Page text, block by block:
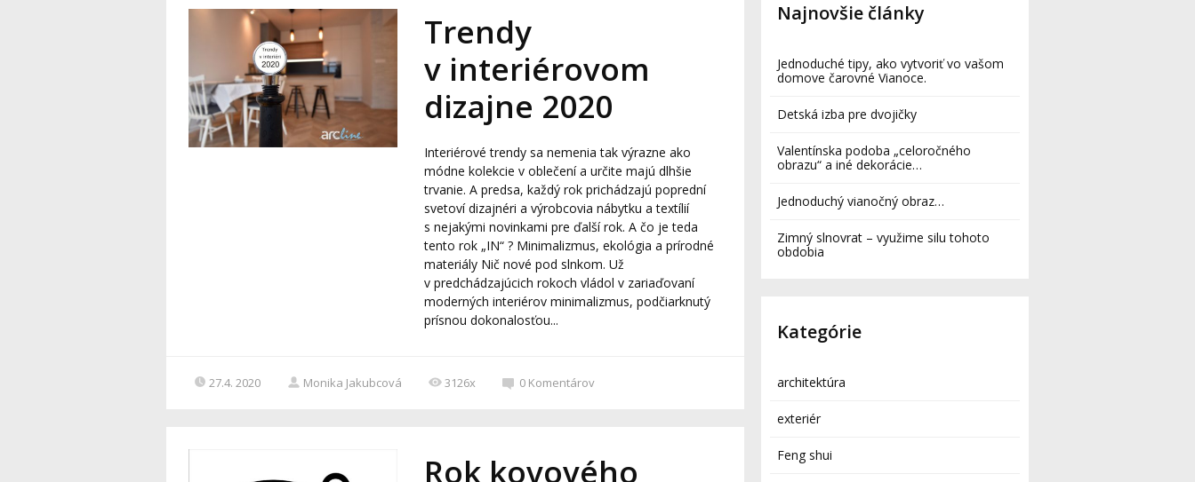
Trendy
v interiérovom
dizajne 2020
Interiérové trendy sa nemenia tak výrazne ako
módne kolekcie v oblečení a určite majú dlhšie
trvanie. A predsa, každý rok prichádzajú poprední
svetoví dizajnéri a výrobcovia nábytku a textílií
s nejakými novinkami pre ďalší rok. A čo je teda
tento rok „IN“ ? Minimalizmus, ekológia a prírodné
materiály Nič nové pod slnkom. Už
v predchádzajúcich rokoch vládol v zariaďovaní
moderných interiérov minimalizmus, podčiarknutý
prísnou dokonalosťou...
27.4. 2020 Monika Jakubcová 3126x 0 Komentárov
Rok kovového
Najnovšie články
Jednoduché tipy, ako vytvoriť vo vašom
domove čarovné Vianoce.
Detská izba pre dvojičky
Valentínska podoba „celoročného
obrazu“ a iné dekorácie…
Jednoduchý vianočný obraz…
Zimný slnovrat – využime silu tohoto
obdobia
Kategórie
architektúra
exteriér
Feng shui